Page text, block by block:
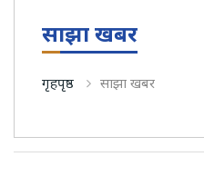
साझा खबर
गृहपृष्ठ साझा खबर